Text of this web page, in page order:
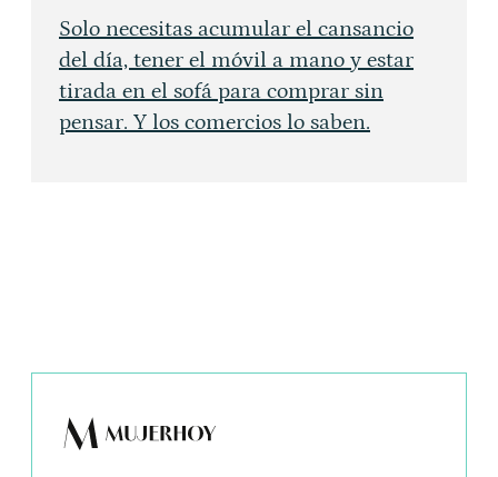
Solo necesitas acumular el cansancio
del día, tener el móvil a mano y estar
tirada en el sofá para comprar sin
pensar. Y los comercios lo saben.